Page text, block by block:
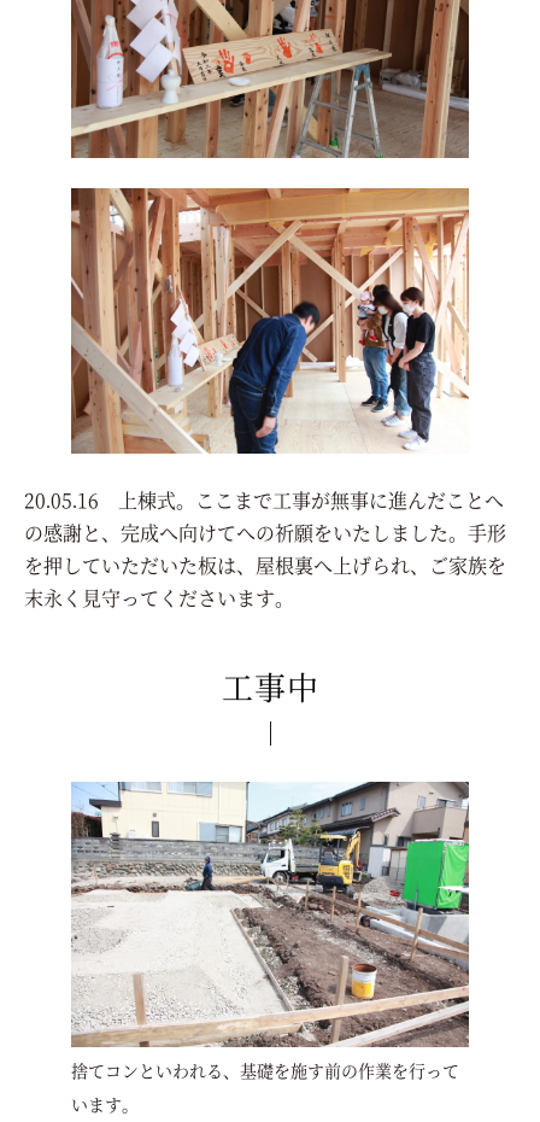
20.05.16 上棟式。ここまで工事が無事に進んだことへ
の感謝と、完成へ向けてへの祈願をいたしました。手形
を押していただいた板は、屋根裏へ上げられ、ご家族を
末永く見守ってくださいます。
工事中
捨てコンといわれる、基礎を施す前の作業を行って
います。